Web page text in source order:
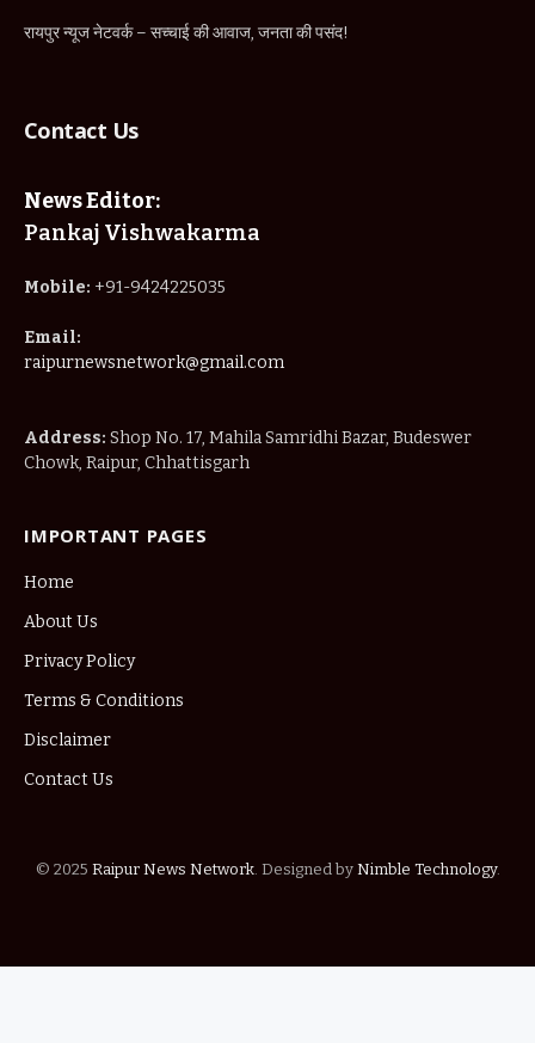
रायपुर न्यूज नेटवर्क – सच्चाई की आवाज, जनता की पसंद!
Contact Us
News Editor:
Pankaj Vishwakarma
Mobile: +91-9424225035
Email:
raipurnewsnetwork@gmail.com
Address: Shop No. 17, Mahila Samridhi Bazar, Budeswer
Chowk, Raipur, Chhattisgarh
IMPORTANT PAGES
Home
About Us
Privacy Policy
Terms & Conditions
Disclaimer
Contact Us
© 2025 Raipur News Network. Designed by Nimble Technology.